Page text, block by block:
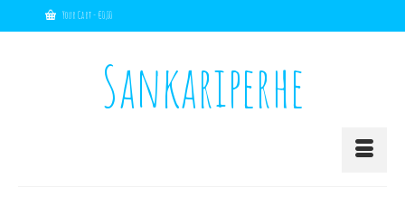
Your Cart-€0,00
Sankariperhe